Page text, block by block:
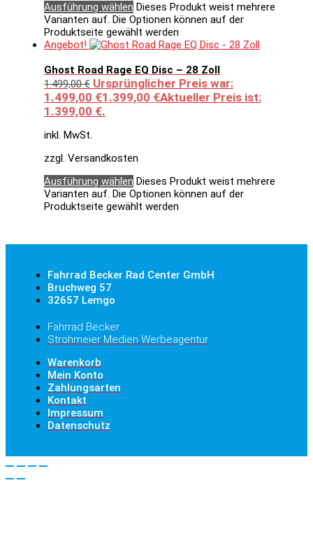
Ausführung wählen Dieses Produkt weist mehrere
Varianten auf. Die Optionen können auf der
Produktseite gewählt werden
Angebot!
Ghost Road Rage EQ Disc – 28 Zoll
1.499,00€ Ursprünglicher Preis war:
1.499,00 €1.399,00 €Aktueller Preis ist:
1.399,00 €.
inkl. MwSt.
zzgl. Versandkosten
Ausführung wählen Dieses Produkt weist mehrere
Varianten auf. Die Optionen können auf der
Produktseite gewählt werden
Fahrrad Becker Rad Center GmbH
Bruchweg 57
32657 Lemgo
Fahrrad Becker
Strohmeier Medien Werbeagentur
Warenkorb
Mein Konto
Zahlungsarten
Kontakt
Impressum
Datenschutz